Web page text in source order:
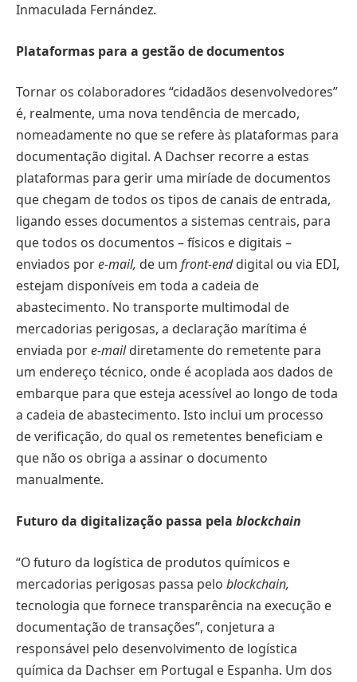
Inmaculada Fernández.
Plataformas para a gestão de documentos
Tornar os colaboradores “cidadãos desenvolvedores”
é, realmente, uma nova tendência de mercado,
nomeadamente no que se refere às plataformas para
documentação digital. A Dachser recorre a estas
plataformas para gerir uma miríade de documentos
que chegam de todos os tipos de canais de entrada,
ligando esses documentos a sistemas centrais, para
que todos os documentos – físicos e digitais –
enviados pore-mail, de um front-enddigital ou via EDI,
estejam disponíveis em toda a cadeia de
abastecimento. No transporte multimodal de
mercadorias perigosas, a declaração marítima é
enviada pore-maildiretamente do remetente para
um endereço técnico, onde é acoplada aos dados de
embarque para que esteja acessível ao longo de toda
a cadeia de abastecimento. Isto inclui um processo
de verificação, do qual os remetentes beneficiam e
que não os obriga a assinar o documento
manualmente.
Futuro da digitalização passa pela blockchain
“O futuro da logística de produtos químicos e
mercadorias perigosas passa pelo blockchain,
tecnologia que fornece transparência na execução e
documentação de transações”, conjetura a
responsável pelo desenvolvimento de logística
química da Dachser em Portugal e Espanha. Um dos